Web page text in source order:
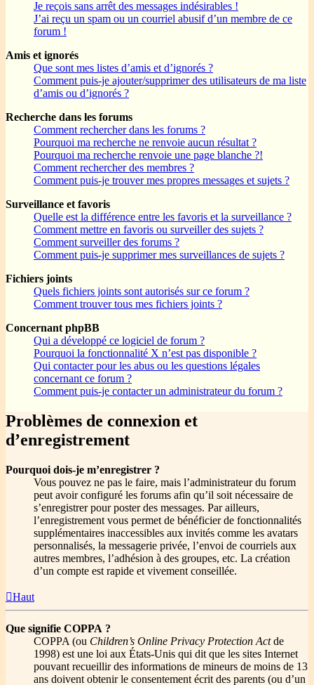
Je reçois sans arrêt des messages indésirables !
J’ai reçu un spam ou un courriel abusif d’un membre de ce
forum !
Amis et ignorés
Que sont mes listes d’amis et d’ignorés ?
Comment puis-je ajouter/supprimer des utilisateurs de ma liste
d’amis ou d’ignorés ?
Recherche dans les forums
Comment rechercher dans les forums ?
Pourquoi ma recherche ne renvoie aucun résultat ?
Pourquoi ma recherche renvoie une page blanche ?!
Comment rechercher des membres ?
Comment puis-je trouver mes propres messages et sujets ?
Surveillance et favoris
Quelle est la différence entre les favoris et la surveillance ?
Comment mettre en favoris ou surveiller des sujets ?
Comment surveiller des forums ?
Comment puis-je supprimer mes surveillances de sujets ?
Fichiers joints
Quels fichiers joints sont autorisés sur ce forum ?
Comment trouver tous mes fichiers joints ?
Concernant phpBB
Qui a développé ce logiciel de forum ?
Pourquoi la fonctionnalité X n’est pas disponible ?
Qui contacter pour les abus ou les questions légales
concernant ce forum ?
Comment puis-je contacter un administrateur du forum ?
Problèmes de connexion et
d’enregistrement
Pourquoi dois-je m’enregistrer ?
Vous pouvez ne pas le faire, mais l’administrateur du forum
peut avoir configuré les forums afin qu’il soit nécessaire de
s’enregistrer pour poster des messages. Par ailleurs,
l’enregistrement vous permet de bénéficier de fonctionnalités
supplémentaires inaccessibles aux invités comme les avatars
personnalisés, la messagerie privée, l’envoi de courriels aux
autres membres, l’adhésion à des groupes, etc. La création
d’un compte est rapide et vivement conseillée.
Haut
Que signifie COPPA ?
COPPA (ou Children’s Online Privacy Protection Actde
1998) est une loi aux États-Unis qui dit que les sites Internet
pouvant recueillir des informations de mineurs de moins de 13
ans doivent obtenir le consentement écrit des parents (ou d’un